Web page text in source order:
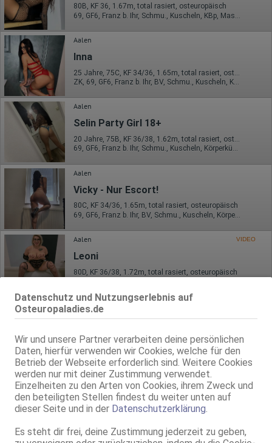
Datenschutz und Nutzungserlebnis auf
Osteuropaladies.de
Wir und unsere Partner verarbeiten deine persönlichen
Daten, hierfür verwenden wir Cookies, welche für den
Betrieb der Webseite erforderlich sind. Weitere Cookies
werden nur mit deiner Zustimmung verwendet.
Einzelheiten zu den Arten von Cookies, ihrem Zweck und
den beteiligten Stellen findest du weiter unten auf
dieser Seite und in der Datenschutzerklärung.
Es steht dir frei, deine Zustimmung jederzeit zu geben,
80B, KF 36, 1.67m, total rasiert, osteuropäisch
Aalen
Inna
ZK, 69, GF6, Franz b. Ihr, BV, Schmu., Kuscheln, Körperküs.
Aalen
Selin Party Girl 18+
20 Jahre, 75B, KF 36/38, 1.62m, total rasiert, osteuropäisch
69, GF6, Franz b. Ihr, Schmu., Kuscheln, Körperküs., KBp, Mast.
Aalen
Vicky - Nur Escort!
80C, KF 34/36, 1.65m, total rasiert, osteuropäisch
Aalen VIDEO
Leoni
80D, KF 36/38, 1.72m, total rasiert, osteuropäisch
Heidenheim an der Brenz
Natti
20 Jahre, 70B, KF 32, 1.60m, total rasiert, osteuropäisch
69, GF6, Franz b. Ihr, BV, Schmu., Kuscheln, EL, Mast.